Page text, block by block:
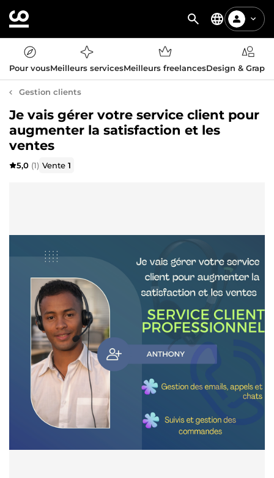
Pour vousMeilleurs servicesMeilleurs freelancesDesign &
Gestion clients
Je vais gérer votre service client pour
augmenter la satisfaction et les
ventes
5,0 (1) Vente1